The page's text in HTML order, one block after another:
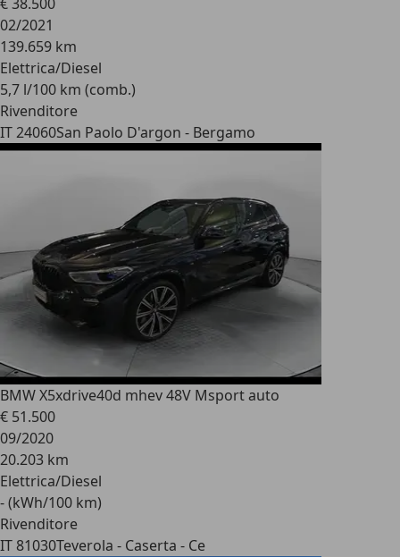
€ 38.500
02/2021
139.659 km
Elettrica/Diesel
5,7 l/100 km (comb.)
Rivenditore
IT 24060San Paolo D'argon - Bergamo
BMW X5xdrive40d mhev 48V Msport auto
€ 51.500
09/2020
20.203 km
Elettrica/Diesel
- (kWh/100 km)
Rivenditore
IT 81030Teverola - Caserta - Ce